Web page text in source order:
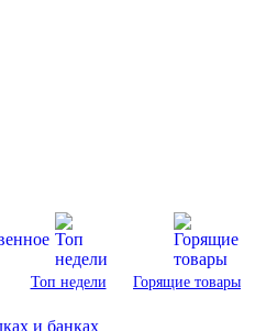
Топ недели Горящие товары